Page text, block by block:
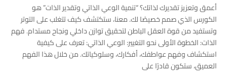
أعمق وتعزيز تقديرك لذاتك؟ “تنمية الوعي الذاتي وتقدير الذات” هو
الكورس الذي صمم خصيصًا لك. معنا، ستكتشف كيف تتغلب على التوتر
وتستفيد من قوة العقل الباطن لتحقيق توازن داخلي ونجاح مستدام. فهم
الذات: الخطوة الأولى نحو التغيير: الوعي الذاتي: تعرف على كيفية
استكشاف وفهم عواطفك، أفكارك، وسلوكياتك. من خلال هذا الفهم
العميق، ستكون قادرًا على